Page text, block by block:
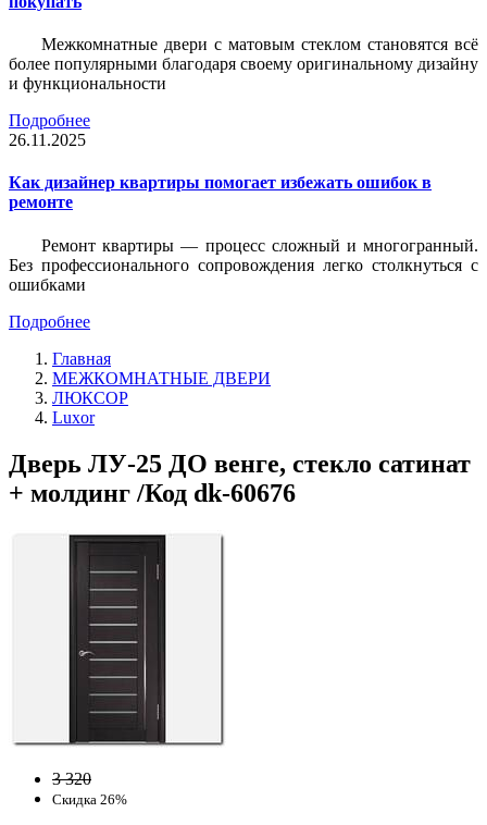
Межкомнатные двери с матовым стеклом становятся всё
более популярными благодаря своему оригинальному дизайну
и функциональности
Подробнее
26.11.2025
Как дизайнер квартиры помогает избежать ошибок в
ремонте
Ремонт квартиры — процесс сложный и многогранный.
Без профессионального сопровождения легко столкнуться с
ошибками
Подробнее
Главная
МЕЖКОМНАТНЫЕ ДВЕРИ
ЛЮКСОР
Luxor
Дверь ЛУ-25 ДО венге, стекло сатинат
+ молдинг /Код dk-60676
3 320
Скидка 26%